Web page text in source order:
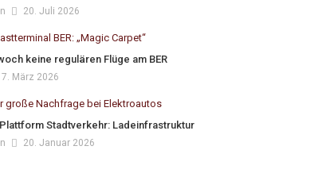
20. Juli 2026
keine regulären Flüge am BER
März 2026
Stadtverkehr: Ladeinfrastruktur
20. Januar 2026